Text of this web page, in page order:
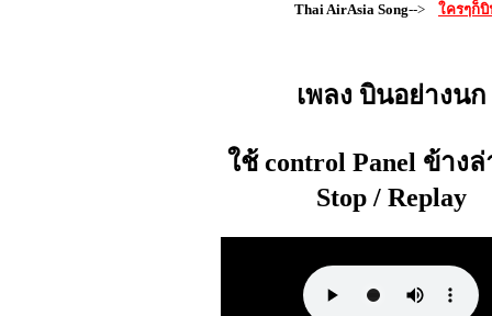
Thai AirAsia Song--> ใครๆก็
เพลง บินอย่างนก
ใช้ control Panel ข้างล่
Stop / Replay